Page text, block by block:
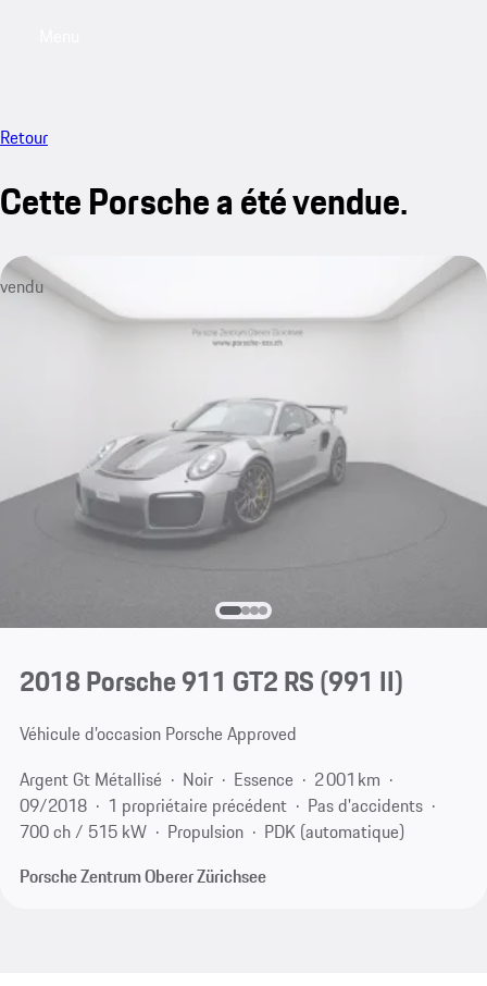
Retour
Cette Porsche a été vendue.
vendu
2018 Porsche 911 GT2 RS(991 II)
Véhicule d’occasion Porsche Approved
Argent Gt Métallisé
Noir Essence
2 001 km
09/2018
1 propriétaire précédent
Pas d'accidents
700 ch / 515 kW
Propulsion
PDK (automatique)
Porsche Zentrum Oberer Zürichsee